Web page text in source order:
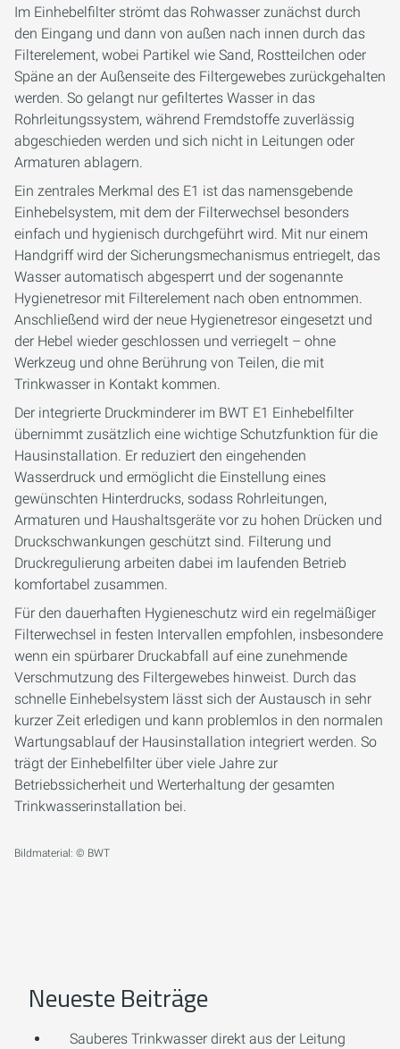
Im Einhebelfilter strömt das Rohwasser zunächst durch
den Eingang und dann von außen nach innen durch das
Filterelement, wobei Partikel wie Sand, Rostteilchen oder
Späne an der Außenseite des Filtergewebes zurückgehalten
werden. So gelangt nur gefiltertes Wasser in das
Rohrleitungssystem, während Fremdstoffe zuverlässig
abgeschieden werden und sich nicht in Leitungen oder
Armaturen ablagern.
Ein zentrales Merkmal des E1 ist das namensgebende
Einhebelsystem, mit dem der Filterwechsel besonders
einfach und hygienisch durchgeführt wird. Mit nur einem
Handgriff wird der Sicherungsmechanismus entriegelt, das
Wasser automatisch abgesperrt und der sogenannte
Hygienetresor mit Filterelement nach oben entnommen.
Anschließend wird der neue Hygienetresor eingesetzt und
der Hebel wieder geschlossen und verriegelt – ohne
Werkzeug und ohne Berührung von Teilen, die mit
Trinkwasser in Kontakt kommen.
Der integrierte Druckminderer im BWT E1 Einhebelfilter
übernimmt zusätzlich eine wichtige Schutzfunktion für die
Hausinstallation. Er reduziert den eingehenden
Wasserdruck und ermöglicht die Einstellung eines
gewünschten Hinterdrucks, sodass Rohrleitungen,
Armaturen und Haushaltsgeräte vor zu hohen Drücken und
Druckschwankungen geschützt sind. Filterung und
Druckregulierung arbeiten dabei im laufenden Betrieb
komfortabel zusammen.
Für den dauerhaften Hygieneschutz wird ein regelmäßiger
Filterwechsel in festen Intervallen empfohlen, insbesondere
wenn ein spürbarer Druckabfall auf eine zunehmende
Verschmutzung des Filtergewebes hinweist. Durch das
schnelle Einhebelsystem lässt sich der Austausch in sehr
kurzer Zeit erledigen und kann problemlos in den normalen
Wartungsablauf der Hausinstallation integriert werden. So
trägt der Einhebelfilter über viele Jahre zur
Betriebssicherheit und Werterhaltung der gesamten
Trinkwasserinstallation bei.
Bildmaterial: © BWT
Neueste Beiträge
Sauberes Trinkwasser direkt aus der Leitung